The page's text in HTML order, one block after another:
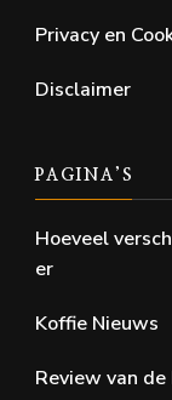
Privacy en
Disclaimer
PAGINA’S
Hoeveel
er
Koffie Nieuws
Review van